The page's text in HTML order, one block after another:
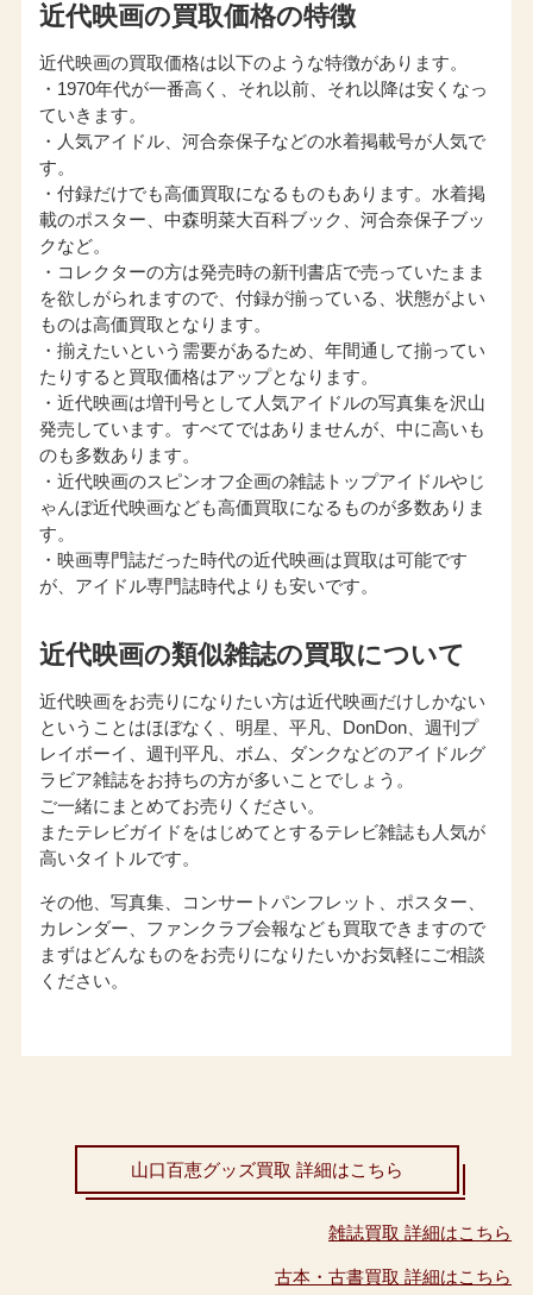
近代映画の買取価格の特徴
近代映画の買取価格は以下のような特徴があります。
・1970年代が一番高く、それ以前、それ以降は安くなっ
ていきます。
・人気アイドル、河合奈保子などの水着掲載号が人気で
す。
・付録だけでも高価買取になるものもあります。水着掲
載のポスター、中森明菜大百科ブック、河合奈保子ブッ
クなど。
・コレクターの方は発売時の新刊書店で売っていたまま
を欲しがられますので、付録が揃っている、状態がよい
ものは高価買取となります。
・揃えたいという需要があるため、年間通して揃ってい
たりすると買取価格はアップとなります。
・近代映画は増刊号として人気アイドルの写真集を沢山
発売しています。すべてではありませんが、中に高いも
のも多数あります。
・近代映画のスピンオフ企画の雑誌トップアイドルやじ
ゃんぼ近代映画なども高価買取になるものが多数ありま
す。
・映画専門誌だった時代の近代映画は買取は可能です
が、アイドル専門誌時代よりも安いです。
近代映画の類似雑誌の買取について
近代映画をお売りになりたい方は近代映画だけしかない
ということはほぼなく、明星、平凡、DonDon、週刊プ
レイボーイ、週刊平凡、ボム、ダンクなどのアイドルグ
ラビア雑誌をお持ちの方が多いことでしょう。
ご一緒にまとめてお売りください。
またテレビガイドをはじめてとするテレビ雑誌も人気が
高いタイトルです。
その他、写真集、コンサートパンフレット、ポスター、
カレンダー、ファンクラブ会報なども買取できますので
まずはどんなものをお売りになりたいかお気軽にご相談
ください。
山口百恵グッズ買取 詳細はこちら
雑誌買取 詳細はこちら
古本・古書買取 詳細はこちら